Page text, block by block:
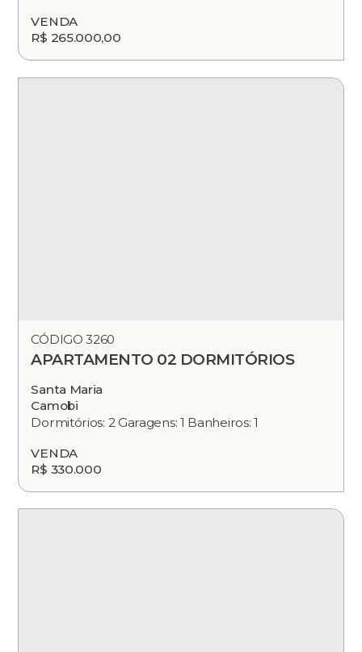
VENDA
R$ 265.000,00
CÓDIGO 3260
APARTAMENTO 02 DORMITÓRIOS
Santa Maria
Camobi
Dormitórios: 2 Garagens: 1 Banheiros: 1
VENDA
R$ 330.000